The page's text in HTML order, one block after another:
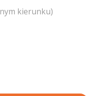
kierunku)